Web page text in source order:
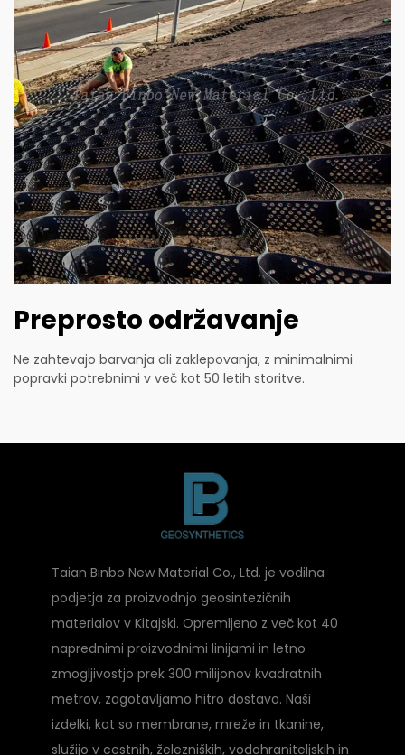
Preprosto održavanje
Ne zahtevajo barvanja ali zaklepovanja, z minimalnimi
popravki potrebnimi v več kot 50 letih storitve.
Taian Binbo New Material Co., Ltd. je vodilna
podjetja za proizvodnjo geosintezičnih
materialov v Kitajski. Opremljeno z več kot 40
naprednimi proizvodnimi linijami in letno
zmogljivostjo prek 300 milijonov kvadratnih
metrov, zagotavljamo hitro dostavo. Naši
izdelki, kot so membrane, mreže in tkanine,
služijo v cestnih, železniških, vodohraniteljskih in